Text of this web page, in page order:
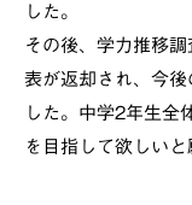
した。
その後、学力推移
表が返却され、今
した。中学2年生全
を目指して欲しいと